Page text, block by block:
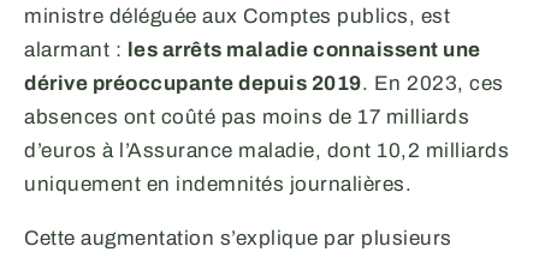
ministre déléguée aux Comptes publics, est
alarmant : les arrêts maladie connaissent une
dérive préoccupante depuis 2019. En 2023, ces
absences ont coûté pas moins de 17 milliards
d’euros à l’Assurance maladie, dont 10,2 milliards
uniquement en indemnités journalières.
Cette augmentation s’explique par plusieurs